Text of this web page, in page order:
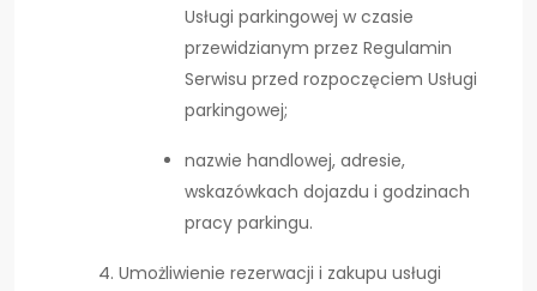
Usługi parkingowej w czasie
przewidzianym przez Regulamin
Serwisu przed rozpoczęciem Usługi
parkingowej;
nazwie handlowej, adresie,
wskazówkach dojazdu i godzinach
pracy parkingu.
Umożliwienie rezerwacji i zakupu usługi